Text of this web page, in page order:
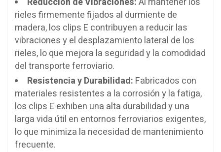
rieles firmemente fijados al durmiente de
madera, los clips E contribuyen a reducir las
vibraciones y el desplazamiento lateral de los
rieles, lo que mejora la seguridad y la comodidad
del transporte ferroviario.
Resistencia y Durabilidad: Fabricados con
materiales resistentes a la corrosión y la fatiga,
los clips E exhiben una alta durabilidad y una
larga vida útil en entornos ferroviarios exigentes,
lo que minimiza la necesidad de mantenimiento
frecuente.